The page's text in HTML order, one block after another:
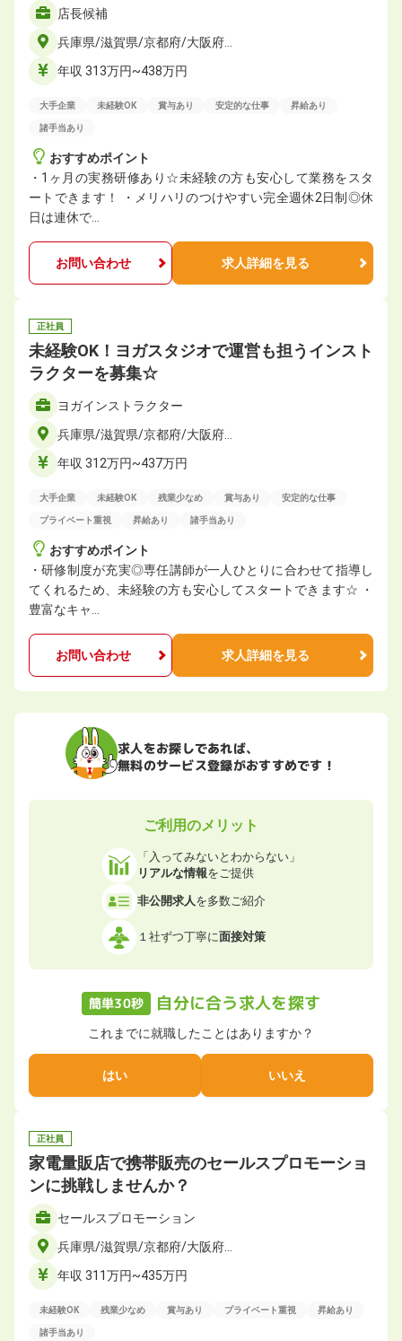
店長候補
兵庫県/滋賀県/京都府/大阪府…
年収 313万円~438万円
大手企業 未経験OK 賞与あり 安定的な仕事 昇給あり
諸手当あり
おすすめポイント
・1ヶ⽉の実務研修あり☆未経験の方も安心して業務をスタ
ートできます！ ・メリハリのつけやすい完全週休2日制◎休
日は連休で…
お問い合わせ 求人詳細を見る
正社員
未経験OK！ヨガスタジオで運営も担うインスト
ラクターを募集☆
ヨガインストラクター
兵庫県/滋賀県/京都府/大阪府…
年収 312万円~437万円
大手企業 未経験OK 残業少なめ 賞与あり 安定的な仕事
プライベート重視 昇給あり 諸手当あり
おすすめポイント
・研修制度が充実◎専任講師が一人ひとりに合わせて指導し
てくれるため、未経験の方も安心してスタートできます☆ ・
豊富なキャ…
お問い合わせ 求人詳細を見る
求人をお探しであれば、
無料のサービス登録がおすすめです！
ご利用のメリット
「入ってみないとわからない」
リアルな情報をご提供
非公開求人を多数ご紹介
１社ずつ丁寧に面接対策
簡単30秒 自分に合う求人を探す
これまでに就職したことはありますか？
はい いいえ
正社員
家電量販店で携帯販売のセールスプロモーショ
ンに挑戦しませんか？
セールスプロモーション
兵庫県/滋賀県/京都府/大阪府…
年収 311万円~435万円
未経験OK 残業少なめ 賞与あり プライベート重視 昇給あり
諸手当あり